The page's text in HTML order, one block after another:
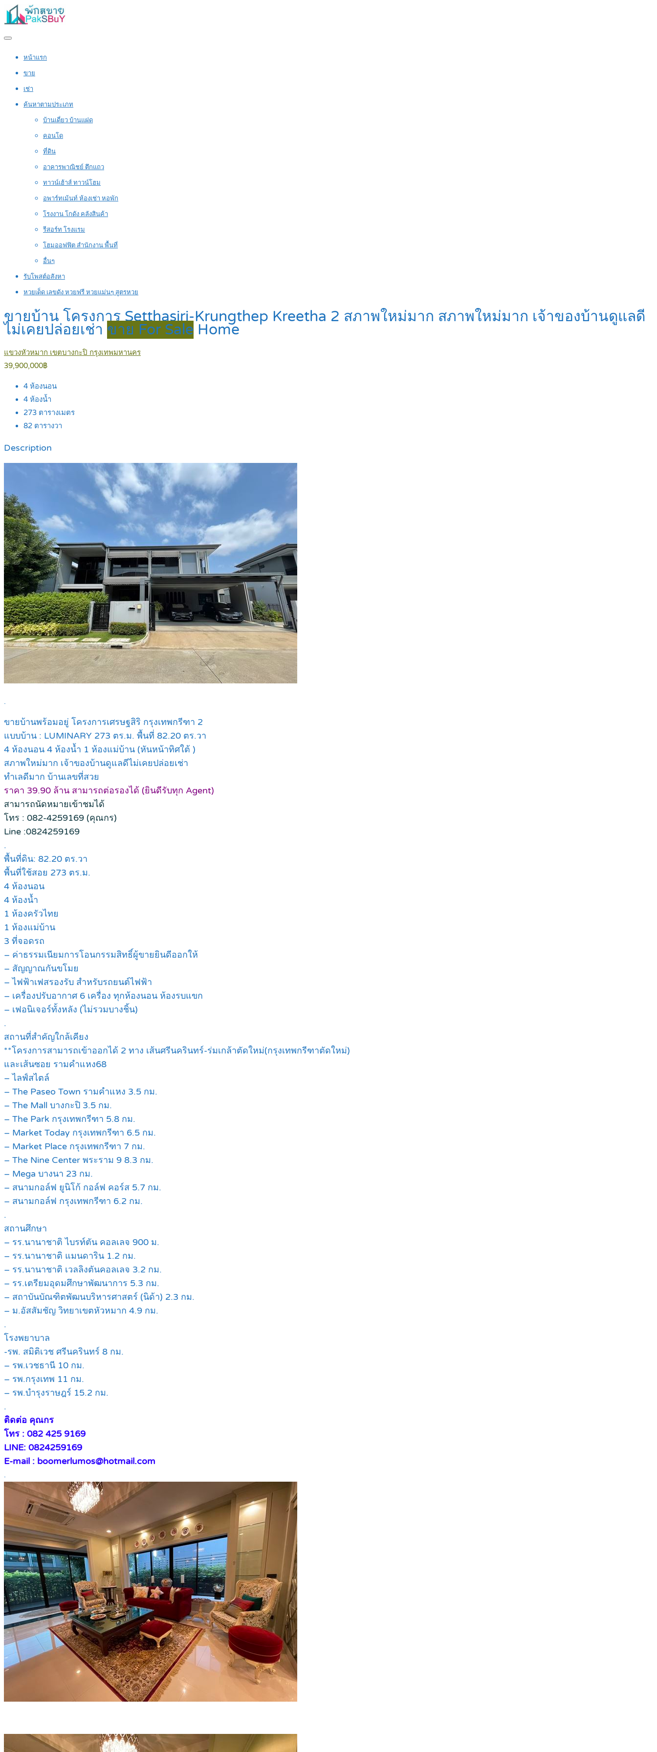
หน้าแรก
ขาย
เช่า
ค้นหาตามประเภท
บ้านเดี่ยว บ้านแฝด
คอนโด
ที่ดิน
อาคารพาณิชย์ ตึกแถว
ทาวน์เฮ้าส์ ทาวน์โฮม
อพาร์ทเม้นท์ ห้องเช่า หอพัก
โรงงาน โกดัง คลังสินค้า
รีสอร์ท โรงแรม
โฮมออฟฟิต สำนักงาน พื้นที่
อื่นๆ
รับโพสต์อสังหา
หวยเด็ด เลขดัง หวยฟรี หวยแม่นๆ สูตรหวย
ขายบ้าน โครงการ Setthasiri-Krungthep Kreetha 2 สภาพใหม่มาก สภาพใหม่มาก เจ้าของบ้านดูแลดี
ไม่เคยปล่อยเช่า ขาย For Sale Home
แขวงหัวหมาก เขตบางกะปิ กรุงเทพมหานคร
39,900,000฿
4 ห้องนอน
4 ห้องน้ำ
273 ตารางเมตร
82 ตารางวา
Description
.
ขายบ้านพร้อมอยู่ โครงการเศรษฐสิริ กรุงเทพกรีฑา 2
แบบบ้าน : LUMINARY 273 ตร.ม. พื้นที่ 82.20 ตร.วา
4 ห้องนอน 4 ห้องน้ำ 1 ห้องแม่บ้าน (หันหน้าทิศใต้ )
สภาพใหม่มาก เจ้าของบ้านดูแลดีไม่เคยปล่อยเช่า
ทำเลดีมาก บ้านเลขที่สวย
ราคา 39.90 ล้าน สามารถต่อรองได้ (ยินดีรับทุก Agent)
สามารถนัดหมายเข้าชมได้
โทร : 082-4259169 (คุณกร)
Line :0824259169
.
พื้นที่ดิน: 82.20 ตร.วา
พื้นที่ใช้สอย 273 ตร.ม.
4 ห้องนอน
4 ห้องน้ำ
1 ห้องครัวไทย
1 ห้องแม่บ้าน
3 ที่จอดรถ
– ค่าธรรมเนียมการโอนกรรมสิทธิ์ผู้ขายยินดีออกให้
– สัญญาณกันขโมย
– ไฟฟ้าเฟสรองรับ สำหรับรถยนต์ไฟฟ้า
– เครื่องปรับอากาศ 6 เครื่อง ทุกห้องนอน ห้องรบแขก
– เฟอนิเจอร์ทั้งหลัง (ไม่รวมบางชิ้น)
.
สถานที่สำคัญใกล้เคียง
**โครงการสามารถเข้าออกได้ 2 ทาง เส้นศรีนครินทร์-ร่มเกล้าตัดใหม่(กรุงเทพกรีฑาตัดใหม่)
และเส้นซอย รามคำแหง68
– ไลฟ์สไตล์
– The Paseo Town รามคำแหง 3.5 กม.
– The Mall บางกะปิ 3.5 กม.
– The Park กรุงเทพกรีฑา 5.8 กม.
– Market Today กรุงเทพกรีฑา 6.5 กม.
– Market Place กรุงเทพกรีฑา 7 กม.
– The Nine Center พระราม 9 8.3 กม.
– Mega บางนา 23 กม.
– สนามกอล์ฟ ยูนิโก้ กอล์ฟ คอร์ส 5.7 กม.
– สนามกอล์ฟ กรุงเทพกรีฑา 6.2 กม.
.
สถานศึกษา
– รร.นานาชาติ ไบรท์ตัน คอลเลจ 900 ม.
– รร.นานาชาติ แมนดาริน 1.2 กม.
– รร.นานาชาติ เวลลิงตันคอลเลจ 3.2 กม.
– รร.เตรียมอุดมศึกษาพัฒนาการ 5.3 กม.
– สถาบันบัณฑิตพัฒนบริหารศาสตร์ (นิด้า) 2.3 กม.
– ม.อัสสัมชัญ วิทยาเขตหัวหมาก 4.9 กม.
.
โรงพยาบาล
-รพ. สมิติเวช ศรีนครินทร์ 8 กม.
– รพ.เวชธานี 10 กม.
– รพ.กรุงเทพ 11 กม.
– รพ.บำรุงราษฎร์ 15.2 กม.
.
ติดต่อ คุณกร
โทร : 082 425 9169
LINE: 0824259169
E-mail : boomerlumos@hotmail.com
.